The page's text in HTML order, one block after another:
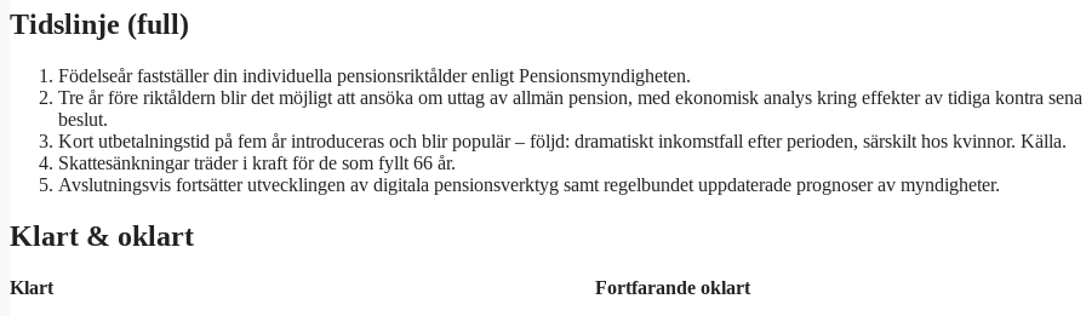
Tidslinje (full)
Födelseår fastställer din individuella pensionsriktålder enligt Pensionsmyndigheten.
Tre år före riktåldern blir det möjligt att ansöka om uttag av allmän pension, med ekonomisk analys kring effekter av tidiga kontra sena
beslut.
Kort utbetalningstid på fem år introduceras och blir populär – följd: dramatiskt inkomstfall efter perioden, särskilt hos kvinnor. Källa.
Skattesänkningar träder i kraft för de som fyllt 66 år.
Avslutningsvis fortsätter utvecklingen av digitala pensionsverktyg samt regelbundet uppdaterade prognoser av myndigheter.
Klart & oklart
Klart
Fortfarande oklart